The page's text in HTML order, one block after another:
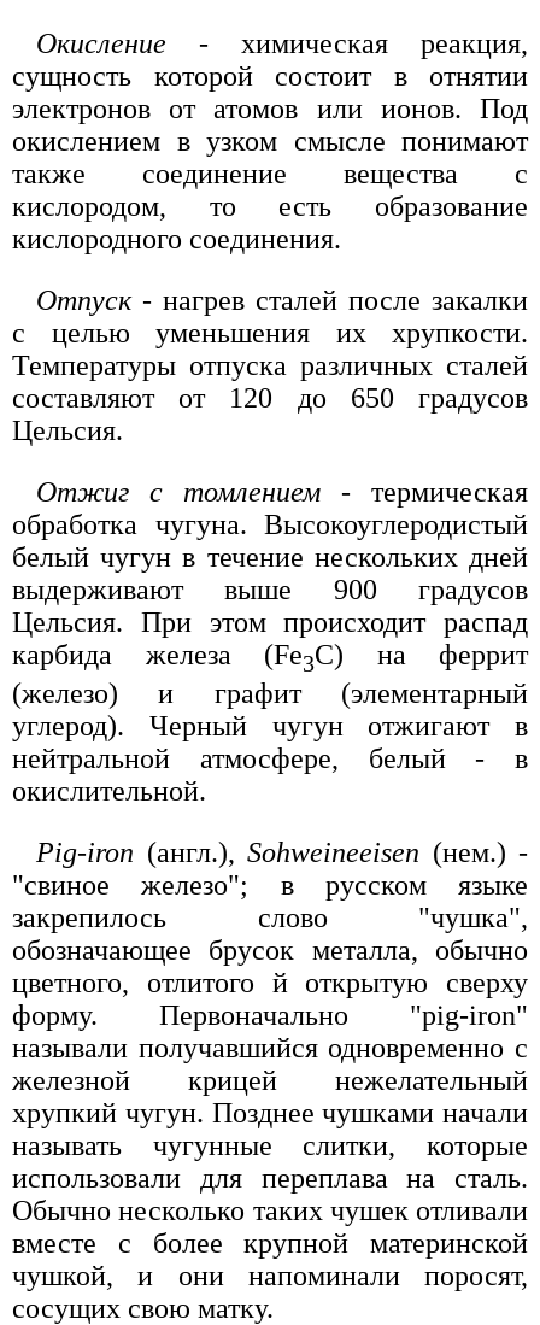
Окисление - химическая реакция,
сущность которой состоит в отнятии
электронов от атомов или ионов. Под
окислением в узком смысле понимают
также соединение вещества с
кислородом, то есть образование
кислородного соединения.
Отпуск- нагрев сталей после закалки
с целью уменьшения их хрупкости.
Температуры отпуска различных сталей
составляют от 120 до 650 градусов
Цельсия.
Отжиг с томлением - термическая
обработка чугуна. Высокоуглеродистый
белый чугун в течение нескольких дней
выдерживают выше 900 градусов
Цельсия. При этом происходит распад
карбида железа (Fe3C) на феррит
(железо) и графит (элементарный
углерод). Черный чугун отжигают в
нейтральной атмосфере, белый - в
окислительной.
Pig-iron (англ.), Sohweineeisen (нем.) -
"свиное железо"; в русском языке
закрепилось слово "чушка",
обозначающее брусок металла, обычно
цветного, отлитого й открытую сверху
форму. Первоначально "pig-iron"
называли получавшийся одновременно с
железной крицей нежелательный
хрупкий чугун. Позднее чушками начали
называть чугунные слитки, которые
использовали для переплава на сталь.
Обычно несколько таких чушек отливали
вместе с более крупной материнской
чушкой, и они напоминали поросят,
сосущих свою матку.